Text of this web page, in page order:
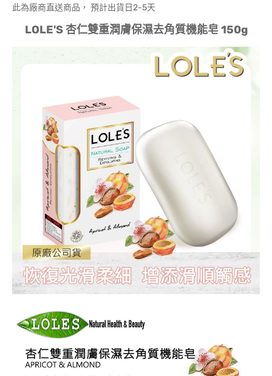
此為廠商直送商品， 預計出貨日2-5天
LOLE'S 杏仁雙重潤膚保濕去角質機能皂 150g